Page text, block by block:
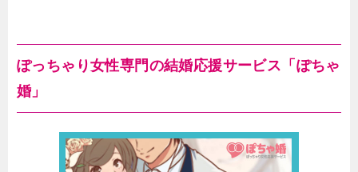
ぽっちゃり女性専門の結婚応援サービス「ぽちゃ
婚」